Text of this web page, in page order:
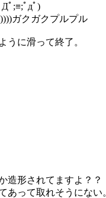
ﾟ;≡;ﾟдﾟ)
ガクガクプルプル
うに滑って終了。
造形されてますよ？？
あって取れそうにない